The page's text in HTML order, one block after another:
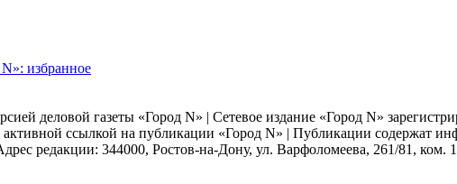
избранное
деловой газеты «Город N» | Сетевое издание «Город N»
активной ссылкой на публикации «Город N» | Публикации содержат
редакции: 344000, Ростов-на-Дону, ул. Варфоломеева, 261/81, ком.